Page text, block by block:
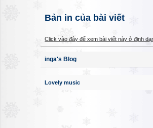
Bản in của bài viết
Click vào đây để xem bài viết này ở định
inga's Blog
Lovely music